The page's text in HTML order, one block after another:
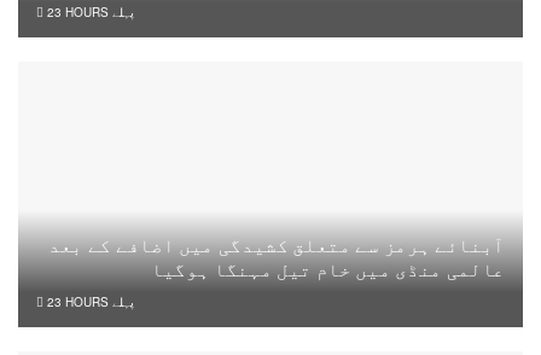
23 HOURS پہلے
آبنائے ہرمز سے متعلق کشیدگی میں اضافے کے بعد
عالمی منڈی میں خام تیل مہنگا ہوگیا
23 HOURS پہلے